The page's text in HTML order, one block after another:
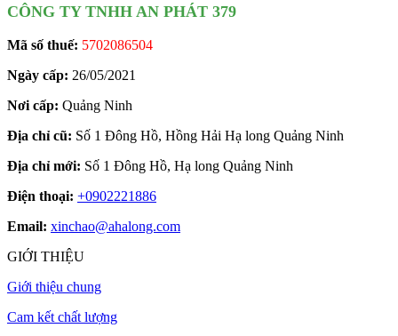
CÔNG TY TNHH AN PHÁT 379
Mã số thuế: 5702086504
Ngày cấp: 26/05/2021
Nơi cấp: Quảng Ninh
Địa chỉ cũ: Số 1 Đông Hồ, Hồng Hải Hạ long Quảng Ninh
Địa chỉ mới: Số 1 Đông Hồ, Hạ long Quảng Ninh
Điện thoại: +0902221886
Email: xinchao@ahalong.com
GIỚI THIỆU
Giới thiệu chung
Cam kết chất lượng